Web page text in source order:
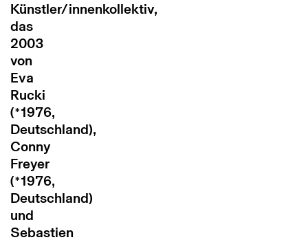
Künstler/innenkollektiv,
das
2003
von
Eva
Rucki
(*1976,
Deutschland),
Conny
Freyer
(*1976,
Deutschland)
und
Sebastien